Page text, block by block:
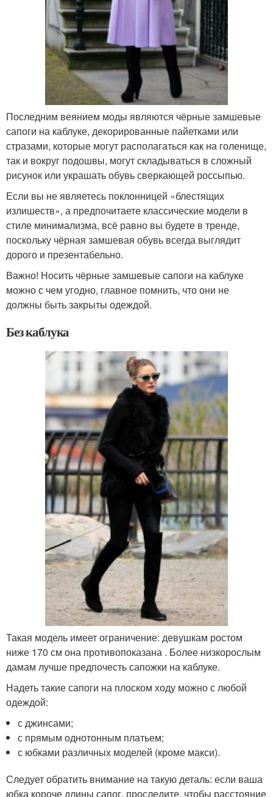
Последним веянием моды являются чёрные замшевые
сапоги на каблуке, декорированные пайетками или
стразами, которые могут располагаться как на голенище,
так и вокруг подошвы, могут складываться в сложный
рисунок или украшать обувь сверкающей россыпью.
Если вы не являетесь поклонницей «блестящих
излишеств», а предпочитаете классические модели в
стиле минимализма, всё равно вы будете в тренде,
поскольку чёрная замшевая обувь всегда выглядит
дорого и презентабельно.
Важно! Носить чёрные замшевые сапоги на каблуке
можно с чем угодно, главное помнить, что они не
должны быть закрыты одеждой.
Без каблука
Такая модель имеет ограничение: девушкам ростом
ниже 170 см она противопоказана . Более низкорослым
дамам лучше предпочесть сапожки на каблуке.
Надеть такие сапоги на плоском ходу можно с любой
одеждой:
с джинсами;
с прямым однотонным платьем;
с юбками различных моделей (кроме макси).
Следует обратить внимание на такую деталь: если ваша
юбка короче длины сапог, проследите, чтобы расстояние